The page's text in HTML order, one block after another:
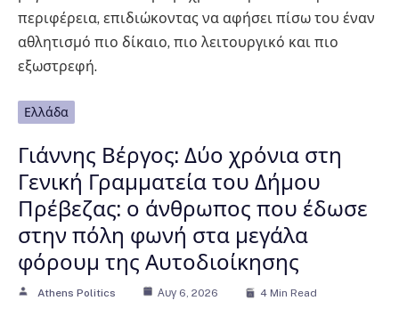
περιφέρεια, επιδιώκοντας να αφήσει πίσω του έναν
αθλητισμό πιο δίκαιο, πιο λειτουργικό και πιο
εξωστρεφή.
Ελλάδα
Γιάννης Βέργος: Δύο χρόνια στη
Γενική Γραμματεία του Δήμου
Πρέβεζας: ο άνθρωπος που έδωσε
στην πόλη φωνή στα μεγάλα
φόρουμ της Αυτοδιοίκησης
Athens Politics Αυγ 6, 2026 4 Min Read